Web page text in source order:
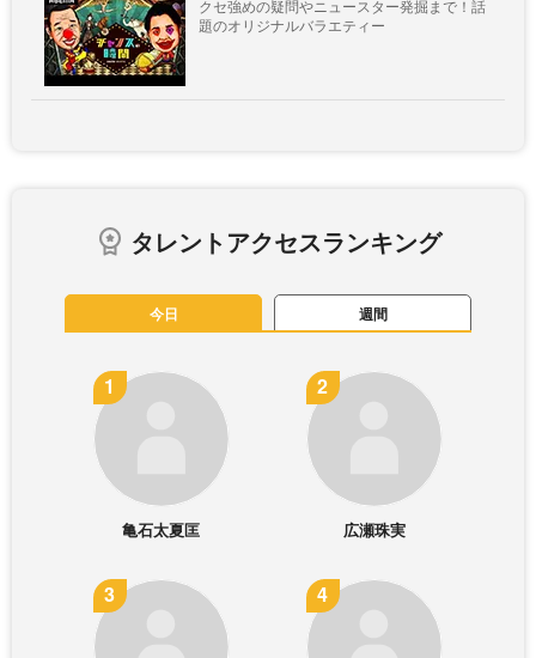
クセ強めの疑問やニュースター発掘まで！話
題のオリジナルバラエティー
タレントアクセスランキング
今日 週間
亀石太夏匡 広瀬珠実